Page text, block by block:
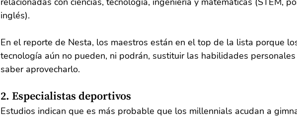
inglés).
En el reporte de Nesta, los maestros están en el top de la lista porque
tecnología aún no pueden, ni podrán, sustituir las habilidades
saber aprovecharlo.
2. Especialistas deportivos
Estudios indican que es más probable que los millennials acudan a